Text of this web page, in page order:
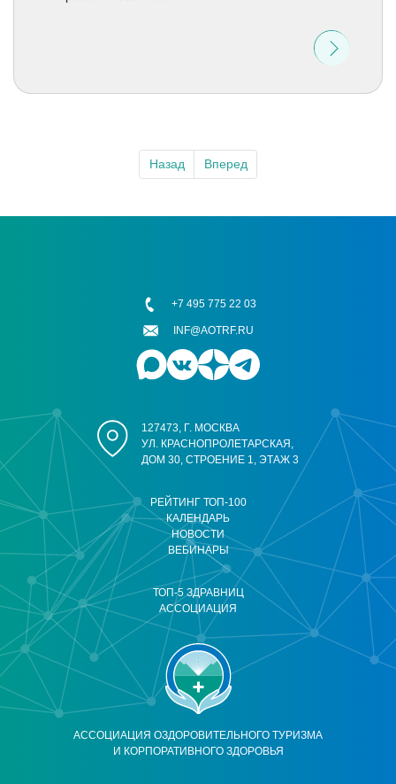
Назад Вперед
АССОЦИАЦИЯ ОЗДОРОВИТЕЛЬНОГО ТУРИЗМА
И КОРПОРАТИВНОГО ЗДОРОВЬЯ
РЕЙТИНГ ТОП-100
КАЛЕНДАРЬ
НОВОСТИ
ВЕБИНАРЫ
ТОП-5 ЗДРАВНИЦ
АССОЦИАЦИЯ
127473, Г. МОСКВА
УЛ. КРАСНОПРОЛЕТАРСКАЯ,
ДОМ 30, СТРОЕНИЕ 1, ЭТАЖ 3
+7 495 775 22 03
INF@AOTRF.RU